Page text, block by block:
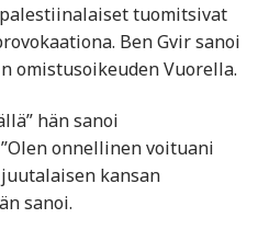
tuomitsivat
Ben Gvir sanoi
omistusoikeuden Vuorella.
hän sanoi
onnellinen voituani
kansan
sanoi.